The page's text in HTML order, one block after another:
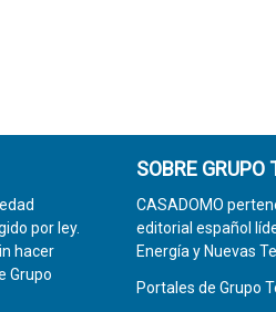
por ley.
hacer
Grupo
SOBRE GRUPO
CASADOMO
editorial español
Energía y Nuevas
Portales de Grupo